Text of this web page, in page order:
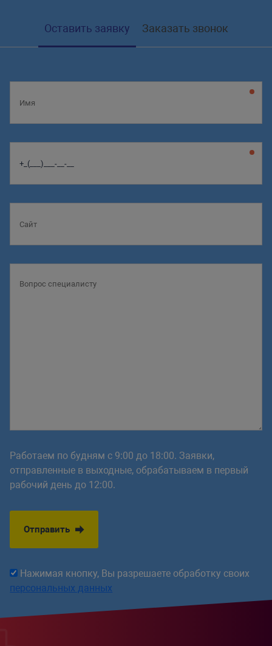
Оставить заявку Заказать звонок
Работаем по будням с 9:00 до 18:00. Заявки,
отправленные в выходные, обрабатываем в первый
рабочий день до 12:00.
Отправить
Нажимая кнопку, Вы разрешаете обработку своих
персональных данных